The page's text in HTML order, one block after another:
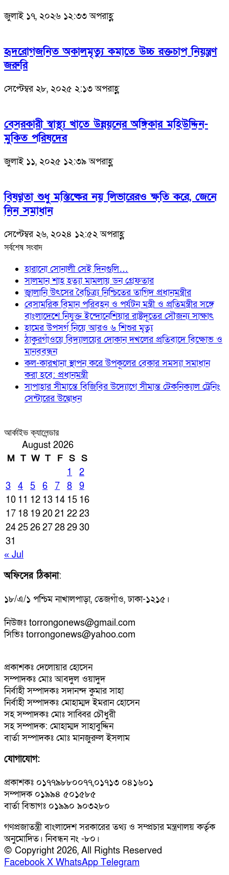
জুলাই ১৭, ২০২৬ ১২:৩৩ অপরাহ্ণ
হৃদরোগজনিত অকালমৃত্যু কমাতে উচ্চ রক্তচাপ নিয়ন্ত্রণ
জরুরি
সেপ্টেম্বর ২৮, ২০২৫ ২:১৩ অপরাহ্ণ
বেসরকারী স্বাস্থ্য খাতে উন্নয়নের অঙ্গিকার মহিউদ্দিন-
মুকিত পরিষদের
জুলাই ১১, ২০২৫ ১২:৩৯ অপরাহ্ণ
বিষণ্নতা শুধু মস্তিষ্কের নয় লিভারেরও ক্ষতি করে, জেনে
নিন সমাধান
সেপ্টেম্বর ২৬, ২০২৪ ১২:৫২ অপরাহ্ণ
সর্বশেষ সংবাদ
হারানো সোনালী সেই দিনগুলি…
সালমান শাহ হত্যা মামলায় ডন গ্রেফতার
জ্বালানি উৎসের বৈচিত্র্য নিশ্চিতের তাগিদ প্রধানমন্ত্রীর
বেসামরিক বিমান পরিবহন ও পর্যটন মন্ত্রী ও প্রতিমন্ত্রীর সঙ্গে
বাংলাদেশে নিযুক্ত ইন্দোনেশিয়ার রাষ্ট্রদূতের সৌজন্য সাক্ষাৎ
হামের উপসর্গ নিয়ে আরও ৬ শিশুর মৃত্যু
ঠাকুরগাঁওয়ে বিদ্যালয়ের দোকান দখলের প্রতিবাদে বিক্ষোভ ও
মানববন্ধন
কল-কারখানা স্থাপন করে উপকূলের বেকার সমস্যা সমাধান
করা হবে: প্রধানমন্ত্রী
সাপাহার সীমান্তে বিজিবির উদ্যোগে সীমান্ত টেকনিক্যাল ট্রেনিং
সেন্টারের উদ্বোধন
আর্কাইভ ক্যালেন্ডার
August 2026
M T W T F S S
1
2
3
4 5 6 7 8
9
10 11 12 13 14 15 16
17 18 192021 2223
24252627282930
31
« Jul
অফিসের ঠিকানা:
১৮/এ/১ পশ্চিম নাখালপাড়া, তেজগাঁও, ঢাকা-১২১৫।
নিউজঃ torrongonews@gmail.com
সিভিঃ torrongonews@yahoo.com
প্রকাশকঃ দেলোয়ার হোসেন
সম্পাদকঃ মোঃ আবদুল ওয়াদুদ
নির্বাহী সম্পাদকঃ সদানন্দ কুমার সাহা
নির্বাহী সম্পাদকঃ মোহাম্মদ ইমরান হোসেন
সহ সম্পাদকঃ মোঃ সাব্বির চৌধুরী
সহ সম্পাদক: মোহাম্মদ সাহাবুদ্দিন
বার্তা সম্পাদকঃ মোঃ মানজুরুল ইসলাম
যোগাযোগ:
প্রকাশকঃ ০১৭৭৯৮৮০০৭৭,০১৭১৩ ০৪১৬০১
সম্পাদক ০১৯৯৪ ৫০১৫৮৫
বার্তা বিভাগঃ ০১৯৯০ ৯০৩২৮০
গণপ্রজাতন্ত্রী বাংলাদেশ সরকারের তথ্য ও সম্প্রচার মন্ত্রণালয় কর্তৃক
অনুমোদিত। নিবন্ধন নং -৮০।
© Copyright 2026, All Rights Reserved
Facebook X WhatsApp Telegram